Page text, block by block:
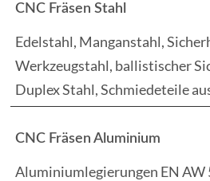
CNC Fräsen Stahl
Edelstahl, Manganstahl,
Werkzeugstahl, ballistischer
Duplex Stahl, Schmiedeteile
CNC Fräsen Aluminium
Aluminiumlegierungen EN AW